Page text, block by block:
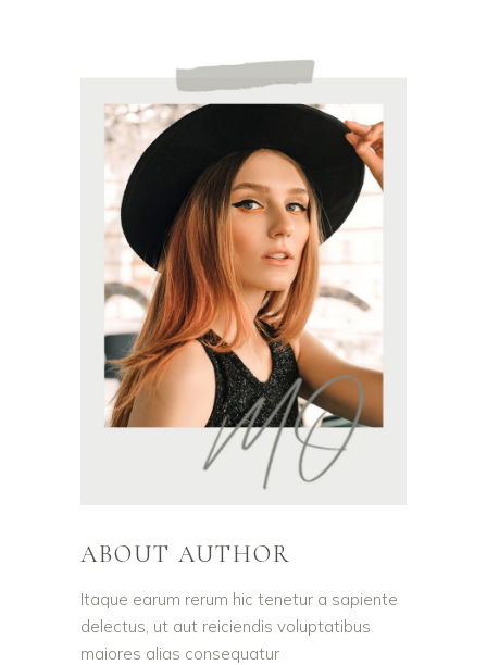
ABOUT AUTHOR
Itaque earum rerum hic tenetur a sapiente
delectus, ut aut reiciendis voluptatibus
maiores alias consequatur